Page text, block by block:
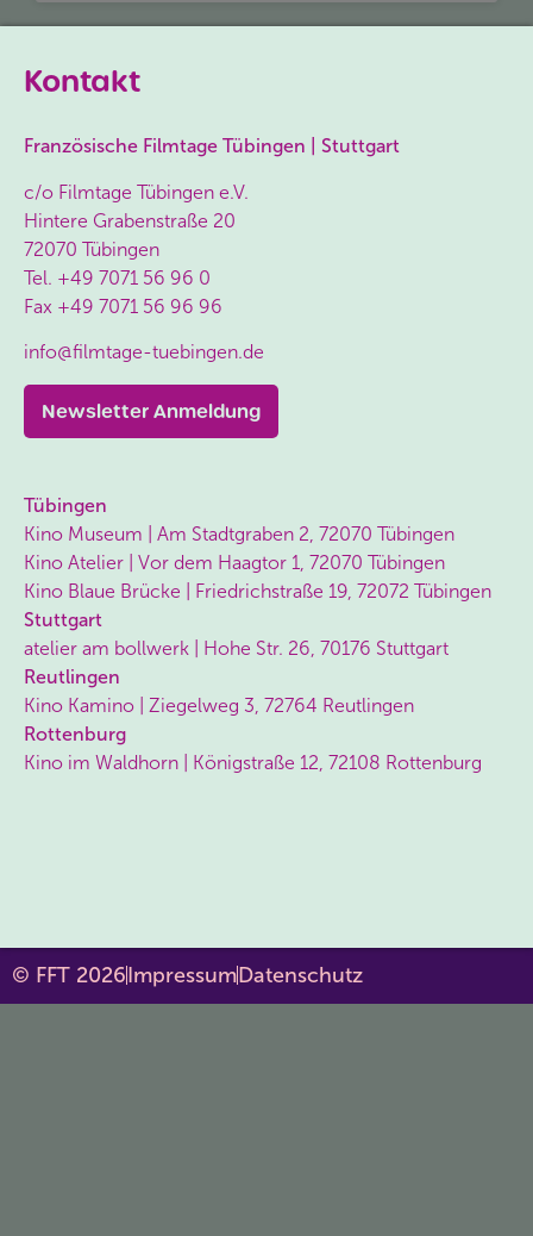
Kontakt
Französische Filmtage Tübingen | Stuttgart
c/o Filmtage Tübingen e.V.
Hintere Grabenstraße 20
72070 Tübingen
Tel. +49 7071 56 96 0
Fax +49 7071 56 96 96
info@filmtage-tuebingen.de
Newsletter Anmeldung
Tübingen
Kino Museum | Am Stadtgraben 2, 72070 Tübingen
Kino Atelier | Vor dem Haagtor 1, 72070 Tübingen
Kino Blaue Brücke | Friedrichstraße 19, 72072 Tübingen
Stuttgart
atelier am bollwerk | Hohe Str. 26, 70176 Stuttgart
Reutlingen
Kino Kamino | Ziegelweg 3, 72764 Reutlingen
Rottenburg
Kino im Waldhorn | Königstraße 12, 72108 Rottenburg
© FFT 2026ImpressumDatenschutz